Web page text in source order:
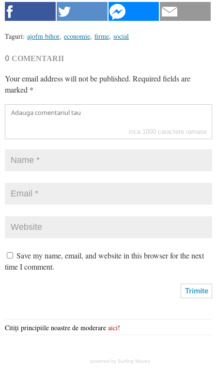
Taguri: ajofm bihor, economie, firme, social
0 COMENTARII
Your email address will not be published. Required fields are
marked *
inca 1000 caractere ramase
Save my name, email, and website in this browser for the next
time I comment.
Citiți principiile noastre de moderare aici!
powered by Surfing Waves